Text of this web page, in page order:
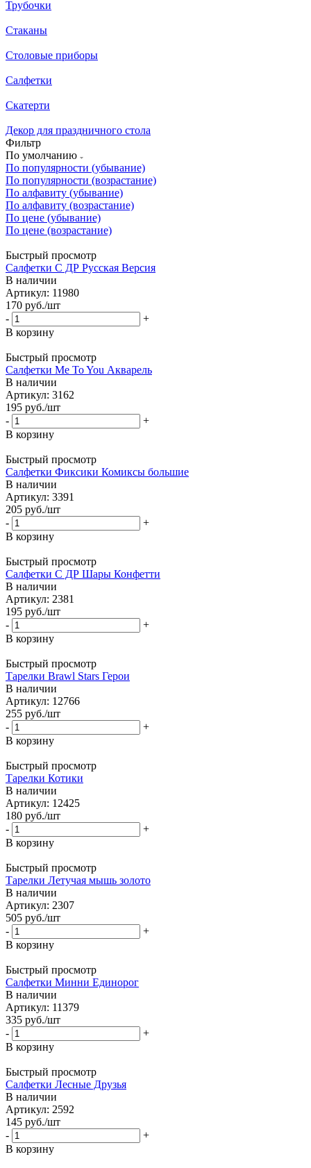
Трубочки
Стаканы
Столовые приборы
Салфетки
Скатерти
Декор для праздничного стола
Фильтр
По умолчанию
По популярности (убывание)
По популярности (возрастание)
По алфавиту (убывание)
По алфавиту (возрастание)
По цене (убывание)
По цене (возрастание)
Быстрый просмотр
Салфетки С ДР Русская Версия
В наличии
Артикул: 11980
170 руб./шт
-
+
В корзину
Быстрый просмотр
Салфетки Me To You Акварель
В наличии
Артикул: 3162
195 руб./шт
-
+
В корзину
Быстрый просмотр
Салфетки Фиксики Комиксы большие
В наличии
Артикул: 3391
205 руб./шт
-
+
В корзину
Быстрый просмотр
Салфетки С ДР Шары Конфетти
В наличии
Артикул: 2381
195 руб./шт
-
+
В корзину
Быстрый просмотр
Тарелки Brawl Stars Герои
В наличии
Артикул: 12766
255 руб./шт
-
+
В корзину
Быстрый просмотр
Тарелки Котики
В наличии
Артикул: 12425
180 руб./шт
-
+
В корзину
Быстрый просмотр
Тарелки Летучая мышь золото
В наличии
Артикул: 2307
505 руб./шт
-
+
В корзину
Быстрый просмотр
Салфетки Минни Единорог
В наличии
Артикул: 11379
335 руб./шт
-
+
В корзину
Быстрый просмотр
Салфетки Лесные Друзья
В наличии
Артикул: 2592
145 руб./шт
-
+
В корзину